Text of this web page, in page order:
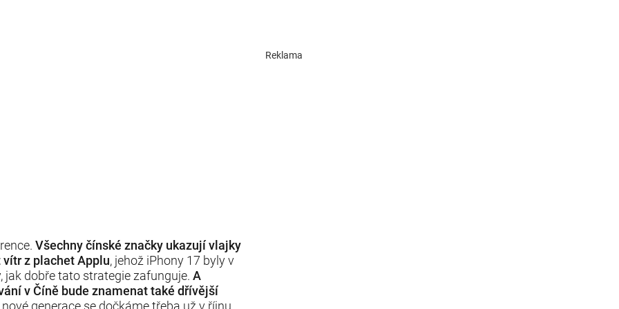
Všechny čínské značky ukazují vlajky
vítr z plachet Applu, jehož iPhony 17 byly v
jak dobře tato strategie zafunguje. A
v Číně bude znamenat také dřívější
Reklama